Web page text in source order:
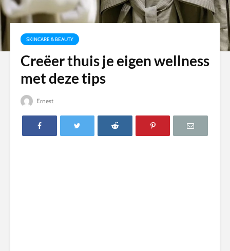
SKINCARE & BEAUTY
Creëer thuis je eigen wellness
met deze tips
Ernest